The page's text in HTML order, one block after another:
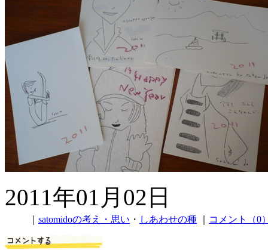
2011年01月02日
satomidoの考え・思い ・ しあわせの種 コメント（0